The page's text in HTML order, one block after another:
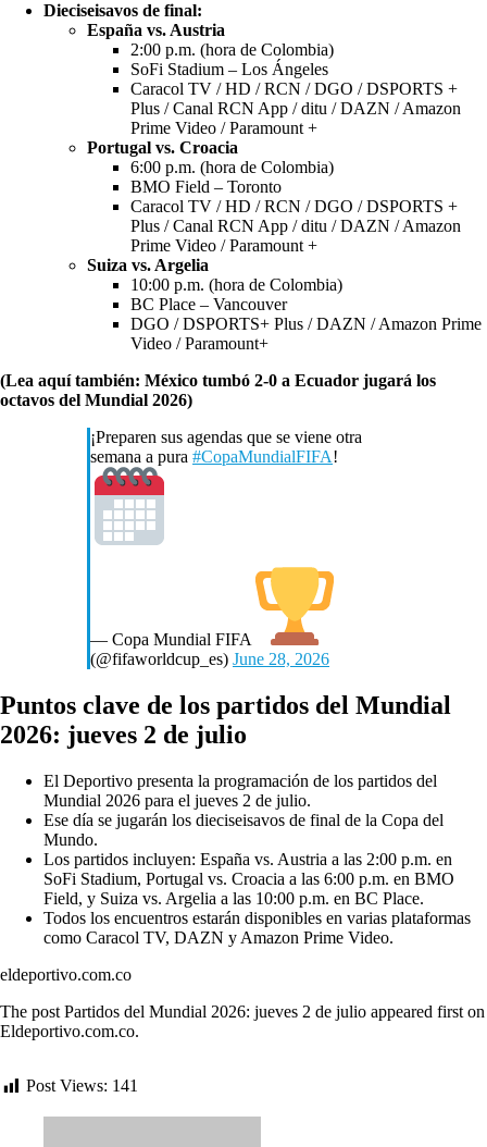
Dieciseisavos de final:
España vs. Austria
2:00 p.m. (hora de Colombia)
SoFi Stadium – Los Ángeles
Caracol TV / HD / RCN / DGO / DSPORTS +
Plus / Canal RCN App / ditu / DAZN / Amazon
Prime Video / Paramount +
Portugal vs. Croacia
6:00 p.m. (hora de Colombia)
BMO Field – Toronto
Caracol TV / HD / RCN / DGO / DSPORTS +
Plus / Canal RCN App / ditu / DAZN / Amazon
Prime Video / Paramount +
Suiza vs. Argelia
10:00 p.m. (hora de Colombia)
BC Place – Vancouver
DGO / DSPORTS+ Plus / DAZN / Amazon Prime
Video / Paramount+
(Lea aquí también: México tumbó 2-0 a Ecuador jugará los
octavos del Mundial 2026)
¡Preparen sus agendas que se viene otra
semana a pura #CopaMundialFIFA!
— Copa Mundial FIFA
(@fifaworldcup_es) June 28, 2026
Puntos clave de los partidos del Mundial
2026: jueves 2 de julio
El Deportivo presenta la programación de los partidos del
Mundial 2026 para el jueves 2 de julio.
Ese día se jugarán los dieciseisavos de final de la Copa del
Mundo.
Los partidos incluyen: España vs. Austria a las 2:00 p.m. en
SoFi Stadium, Portugal vs. Croacia a las 6:00 p.m. en BMO
Field, y Suiza vs. Argelia a las 10:00 p.m. en BC Place.
Todos los encuentros estarán disponibles en varias plataformas
como Caracol TV, DAZN y Amazon Prime Video.
eldeportivo.com.co
The post Partidos del Mundial 2026: jueves 2 de julio appeared first on
Eldeportivo.com.co.
Post Views: 141